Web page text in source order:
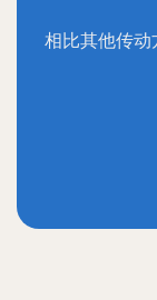
相比其他传动